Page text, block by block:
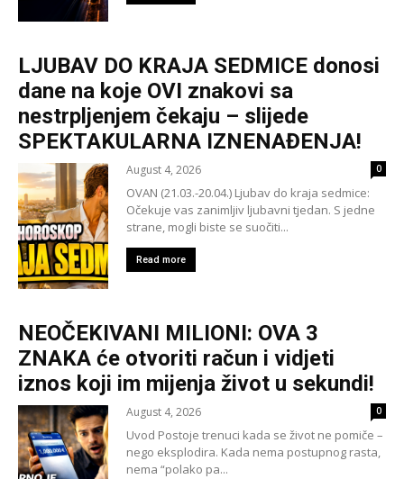
LJUBAV DO KRAJA SEDMICE donosi
dane na koje OVI znakovi sa
nestrpljenjem čekaju – slijede
SPEKTAKULARNA IZNENAĐENJA!
August 4, 2026 0
OVAN (21.03.-20.04.) Ljubav do kraja sedmice:
Očekuje vas zanimljiv ljubavni tjedan. S jedne
strane, mogli biste se suočiti...
Read more
NEOČEKIVANI MILIONI: OVA 3
ZNAKA će otvoriti račun i vidjeti
iznos koji im mijenja život u sekundi!
August 4, 2026 0
Uvod Postoje trenuci kada se život ne pomiče –
nego eksplodira. Kada nema postupnog rasta,
nema “polako pa...